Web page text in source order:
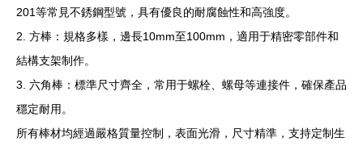
201等常見不銹鋼型號，具有優良的耐腐蝕性和高強度。
2. 方棒：規格多樣，邊長10mm至100mm，適用于精密零部件和
結構支架制作。
3. 六角棒：標準尺寸齊全，常用于螺栓、螺母等連接件，確保產品
穩定耐用。
所有棒材均經過嚴格質量控制，表面光滑，尺寸精準，支持定制生